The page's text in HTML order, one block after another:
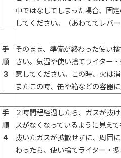
中ではなしてしまった場合、固
してください。（あわててレバ
手
順
３
そのまま、準備が終わった使い
さい。気温や使い捨てライター
意してください。
この時、火は
またこの時、缶や箱などの容器
手
順
４
２時間程経過したら、ガスが抜
スがなくなっているように見え
抜いたガスが拡散せずに、周囲
わったら、使い捨てライター・